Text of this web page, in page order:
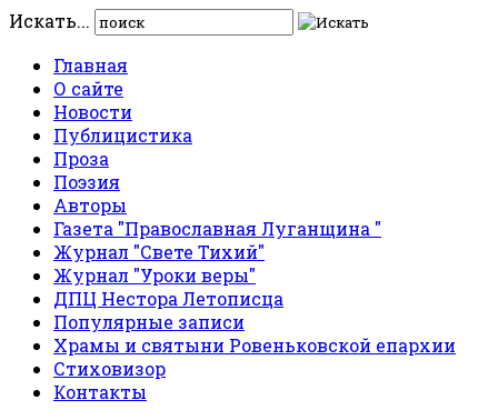
Искать...
Главная
О сайте
Новости
Публицистика
Проза
Поэзия
Авторы
Газета "Православная Луганщина "
Журнал "Свете Тихий"
Журнал "Уроки веры"
ДПЦ Нестора Летописца
Популярные записи
Храмы и святыни Ровеньковской епархии
Стиховизор
Контакты